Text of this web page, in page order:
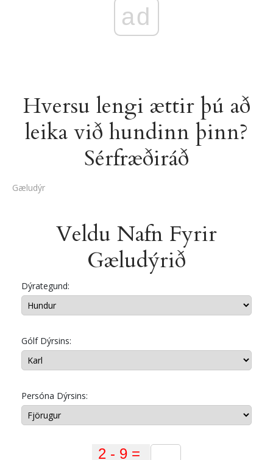
ad
Hversu lengi ættir þú að
leika við hundinn þinn?
Sérfræðiráð
Gæludýr
Veldu Nafn Fyrir
Gæludýrið
Dýrategund:
Gólf Dýrsins:
Persóna Dýrsins: